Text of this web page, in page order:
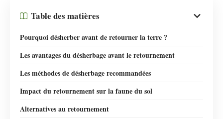
Table des matières
Pourquoi désherber avant de retourner la terre ?
Les avantages du désherbage avant le retournement
Les méthodes de désherbage recommandées
Impact du retournement sur la faune du sol
Alternatives au retournement